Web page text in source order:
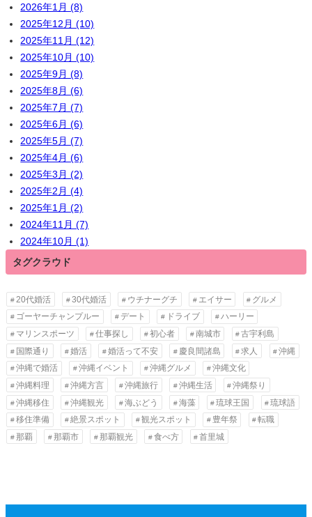
2026年1月 (8)
2025年12月 (10)
2025年11月 (12)
2025年10月 (10)
2025年9月 (8)
2025年8月 (6)
2025年7月 (7)
2025年6月 (6)
2025年5月 (7)
2025年4月 (6)
2025年3月 (2)
2025年2月 (4)
2025年1月 (2)
2024年11月 (7)
2024年10月 (1)
タグクラウド
20代婚活 30代婚活 ウチナーグチ エイサー
グルメ
ゴーヤーチャンプルー
デート ドライブ
ハーリー
マリンスポーツ
仕事探し 初心者 南城市
古宇利島
国際通り
婚活 婚活って不安 慶良間諸島 求人
沖縄
沖縄で婚活
沖縄イベント 沖縄グルメ
沖縄文化
沖縄料理
沖縄方言 沖縄旅行 沖縄生活
沖縄祭り
沖縄移住
沖縄観光 海ぶどう 海藻 琉球王国
琉球語
移住準備
絶景スポット 観光スポット 豊年祭
転職
那覇
那覇市 那覇観光 食べ方 首里城